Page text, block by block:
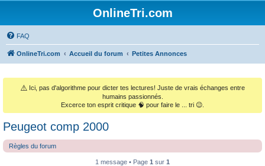
OnlineTri.com
FAQ
OnlineTri.com Accueil du forum Petites Annonces
⚠️ Ici, pas d'algorithme pour dicter tes lectures! Juste de vrais échanges entre
humains passionnés.
Excerce ton esprit critique 🧠 pour faire le ... tri 😉.
Peugeot comp 2000
Règles du forum
1 message • Page 1 sur 1